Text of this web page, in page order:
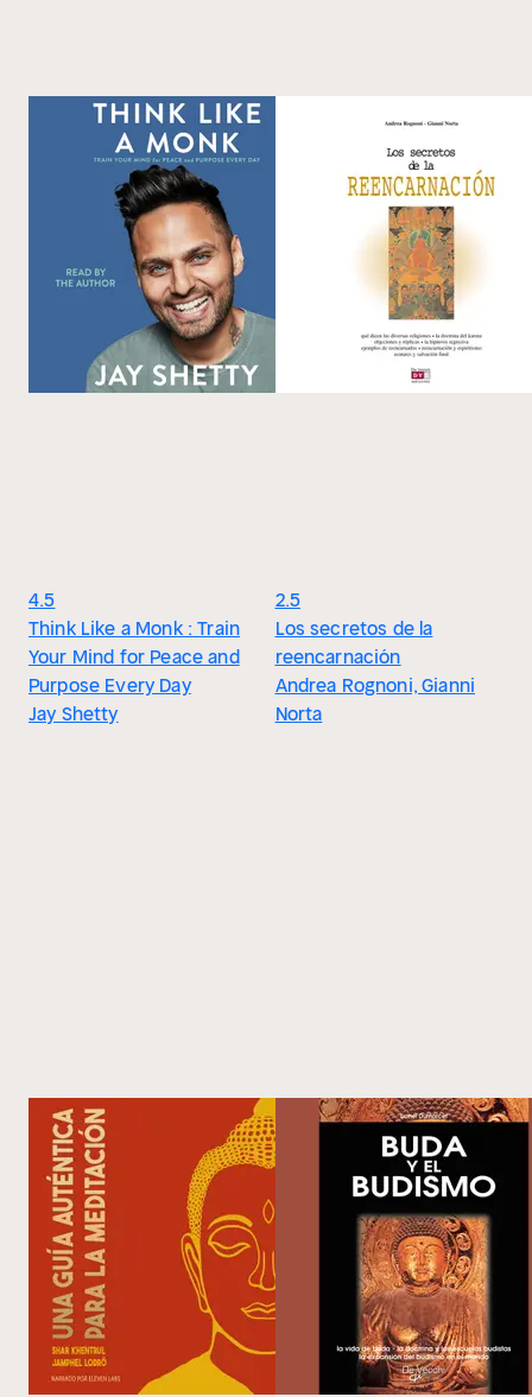
4.5
Think Like a Monk : Train
Your Mind for Peace and
Purpose Every Day
Jay Shetty
2.5
Los secretos de la
reencarnación
Andrea Rognoni, Gianni
Norta